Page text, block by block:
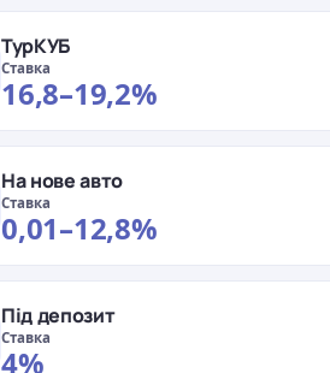
ТурКУБ
Ставка
16,8–19,2%
На нове авто
Ставка
0,01–12,8%
Під депозит
Ставка
4%